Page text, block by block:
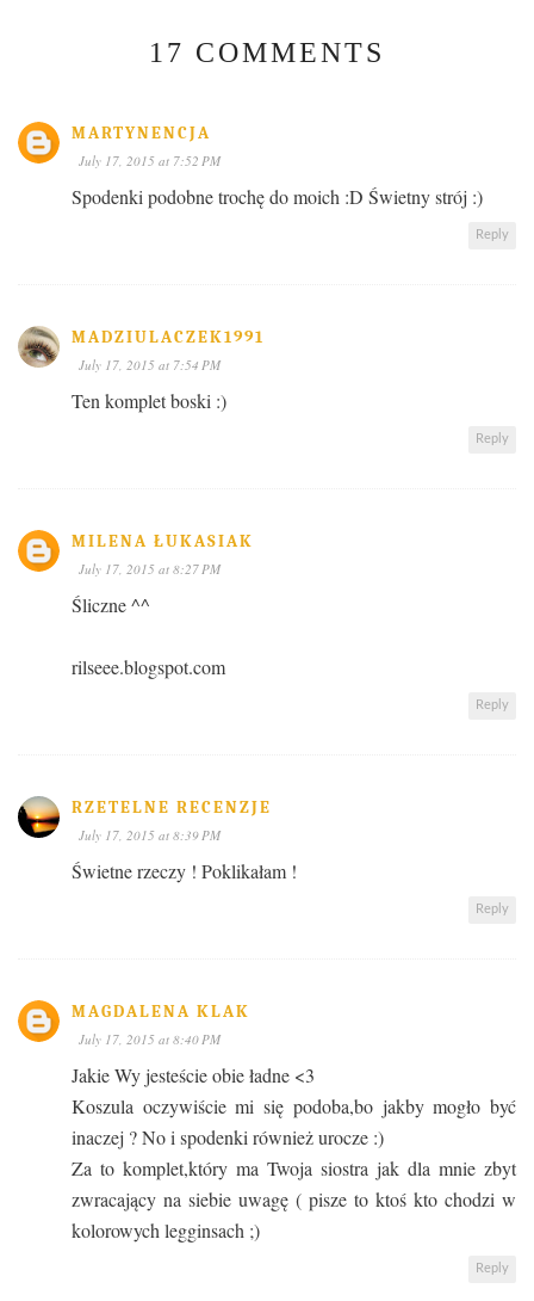
17 COMMENTS
MARTYNENCJA
July 17, 2015 at 7:52 PM
Spodenki podobne trochę do moich :D Świetny strój :)
Reply
MADZIULACZEK1991
July 17, 2015 at 7:54 PM
Ten komplet boski :)
Reply
MILENA ŁUKASIAK
July 17, 2015 at 8:27 PM
Śliczne ^^
rilseee.blogspot.com
Reply
RZETELNE RECENZJE
July 17, 2015 at 8:39 PM
Świetne rzeczy ! Poklikałam !
Reply
MAGDALENA KLAK
July 17, 2015 at 8:40 PM
Jakie Wy jesteście obie ładne <3
Koszula oczywiście mi się podoba,bo jakby mogło być
inaczej ? No i spodenki również urocze :)
Za to komplet,który ma Twoja siostra jak dla mnie zbyt
zwracający na siebie uwagę ( pisze to ktoś kto chodzi w
kolorowych legginsach ;)
Reply